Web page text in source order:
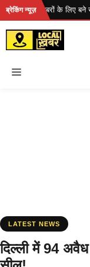
Skip
content
ब्रेकिंग न्यूज़
है... ताज़ा खबरों के लिए बने
Menu
LATEST NEWS
दिल्ली में 94 अवैध